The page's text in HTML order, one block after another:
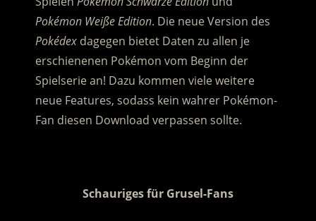
Pokémon Weiße Edition. Die neue Version des
Pokédexdagegen bietet Daten zu allen je
erschienenen Pokémon vom Beginn der
Spielserie an! Dazu kommen viele weitere
neue Features, sodass kein wahrer Pokémon-
Fan diesen Download verpassen sollte.
Schauriges für Grusel-Fans